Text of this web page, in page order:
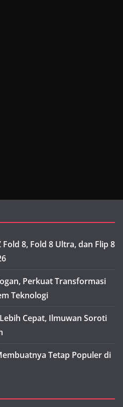
8, Fold 8 Ultra, dan Flip 8
Perkuat Transformasi
Teknologi
Cepat, Ilmuwan Soroti
Tetap Populer di